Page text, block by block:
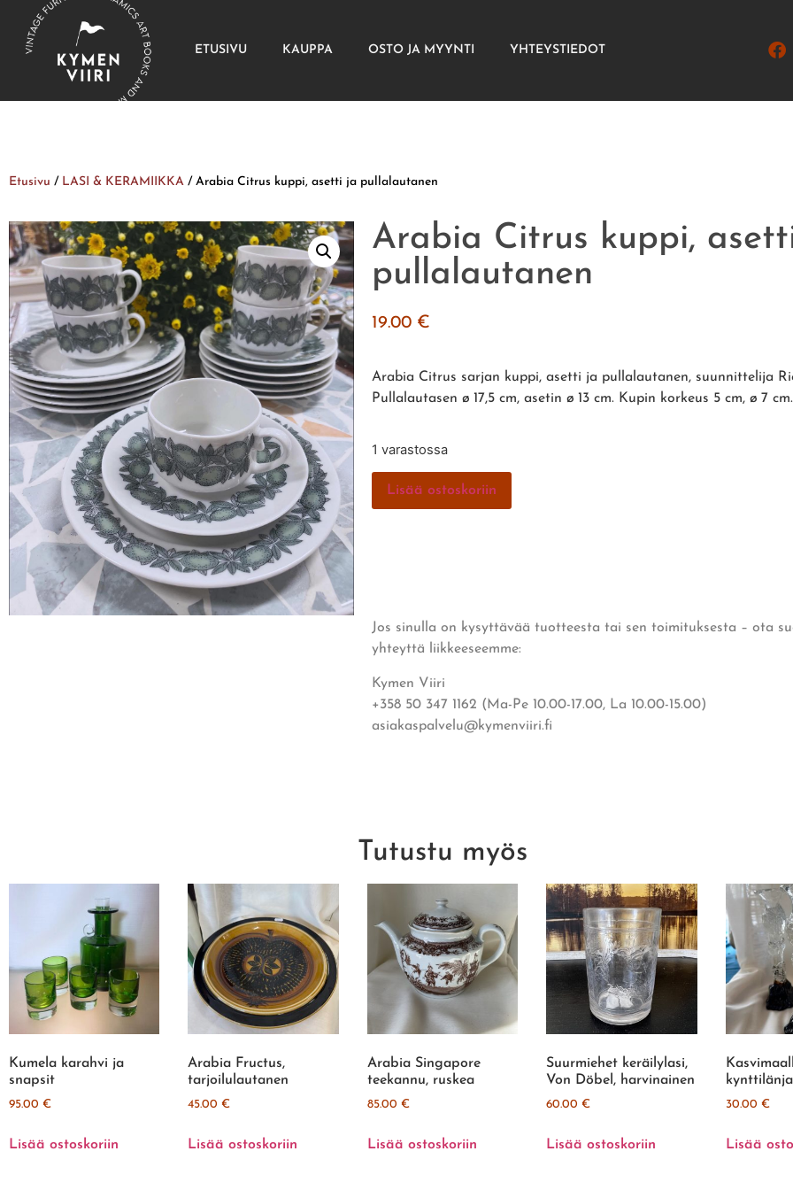
ETUSIVU KAUPPA OSTO JA MYYNTI YHTEYSTIEDOT
Etusivu / LASI & KERAMIIKKA / Arabia Citrus kuppi, asetti ja pullalautanen
Arabia Citrus kuppi,
pullalautanen
19.00 €
Arabia Citrus sarjan kuppi, asetti ja pullalautanen, suunnittelija
Pullalautasen ø 17,5 cm, asetin ø 13 cm. Kupin korkeus 5 cm, ø 7 cm.
1 varastossa
Lisää ostoskoriin
Jos sinulla on kysyttävää tuotteesta tai sen toimituksesta – ota
yhteyttä liikkeeseemme:
Kymen Viiri
+358 50 347 1162 (Ma-Pe 10.00-17.00, La 10.00-15.00)
asiakaspalvelu@kymenviiri.fi
Tutustu myös
Kumela karahvi ja
snapsit
95.00 €
Lisää ostoskoriin
Arabia Fructus,
tarjoilulautanen
45.00€
Lisää ostoskoriin
Arabia Singapore
teekannu, ruskea
85.00 €
Lisää ostoskoriin
Suurmiehet keräilylasi,
Von Döbel, harvinainen
60.00€
Lisää ostoskoriin
30.00 €
Lisää